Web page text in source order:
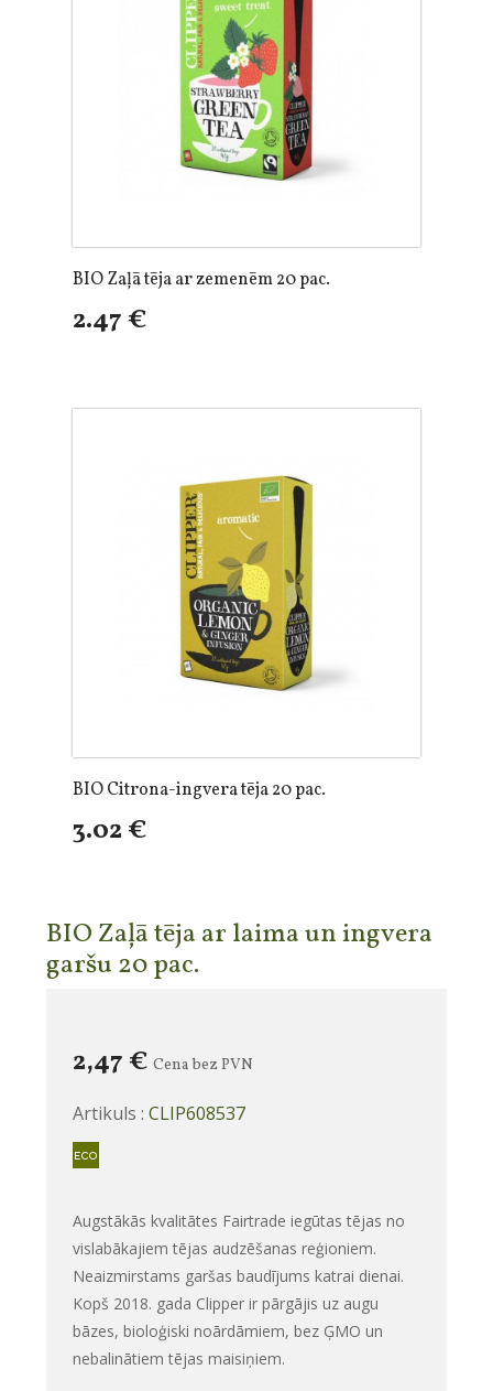
BIO Zaļā tēja ar zemenēm 20 pac.
2.47 €
BIO Citrona-ingvera tēja 20 pac.
3.02 €
BIO Zaļā tēja ar laima un ingvera
garšu 20 pac.
2,47 € Cena bez PVN
Artikuls : CLIP608537
Augstākās kvalitātes Fairtrade iegūtas tējas no
vislabākajiem tējas audzēšanas reģioniem.
Neaizmirstams garšas baudījums katrai dienai.
Kopš 2018. gada Clipper ir pārgājis uz augu
bāzes, bioloģiski noārdāmiem, bez ĢMO un
nebalinātiem tējas maisiņiem.